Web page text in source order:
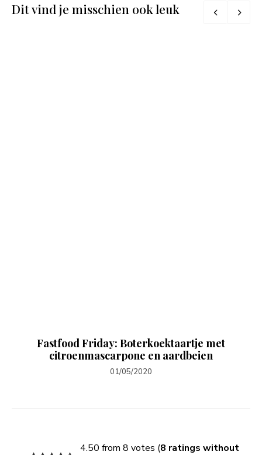
Dit vind je misschien ook leuk
Fastfood Friday: Boterkoektaartje met
citroenmascarpone en aardbeien
01/05/2020
4.50 from 8 votes (8 ratings without